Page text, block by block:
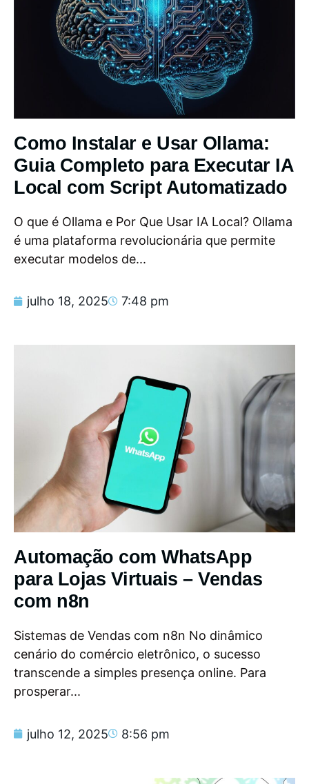
Como Instalar e Usar Ollama:
Guia Completo para Executar IA
Local com Script Automatizado
O que é Ollama e Por Que Usar IA Local? Ollama
é uma plataforma revolucionária que permite
executar modelos de...
julho 18, 2025 7:48 pm
Automação com WhatsApp
para Lojas Virtuais – Vendas
com n8n
Sistemas de Vendas com n8n No dinâmico
cenário do comércio eletrônico, o sucesso
transcende a simples presença online. Para
prosperar...
julho 12, 2025 8:56 pm